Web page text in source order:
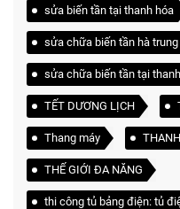
sửa biến tần tại thanh hóa
sửa chữa biến tần hà
sửa chữa biến tần tại
TẾT DƯƠNG LỊCH
Thang máy
THẾ GIỚI ĐA NĂNG
thi công tủ bảng điện: tủ